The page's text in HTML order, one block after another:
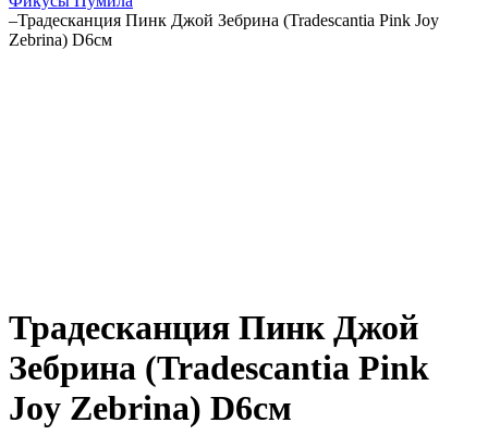
–Традесканция Пинк Джой Зебрина (Tradescantia Pink Joy
Zebrina) D6см
Традесканция Пинк Джой
Зебрина (Tradescantia Pink
Joy Zebrina) D6см